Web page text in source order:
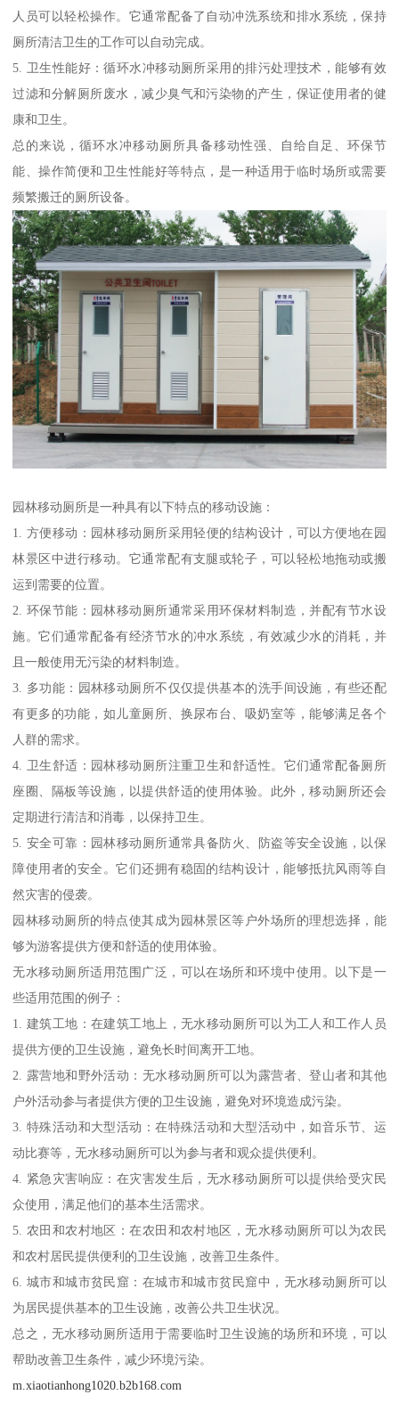
人员可以轻松操作。它通常配备了自动冲洗系统和排水系统，保持
厕所清洁卫生的工作可以自动完成。
5. 卫生性能好：循环水冲移动厕所采用的排污处理技术，能够有效
过滤和分解厕所废水，减少臭气和污染物的产生，保证使用者的健
康和卫生。
总的来说，循环水冲移动厕所具备移动性强、自给自足、环保节
能、操作简便和卫生性能好等特点，是一种适用于临时场所或需要
频繁搬迁的厕所设备。
园林移动厕所是一种具有以下特点的移动设施：
1. 方便移动：园林移动厕所采用轻便的结构设计，可以方便地在园
林景区中进行移动。它通常配有支腿或轮子，可以轻松地拖动或搬
运到需要的位置。
2. 环保节能：园林移动厕所通常采用环保材料制造，并配有节水设
施。它们通常配备有经济节水的冲水系统，有效减少水的消耗，并
且一般使用无污染的材料制造。
3. 多功能：园林移动厕所不仅仅提供基本的洗手间设施，有些还配
有更多的功能，如儿童厕所、换尿布台、吸奶室等，能够满足各个
人群的需求。
4. 卫生舒适：园林移动厕所注重卫生和舒适性。它们通常配备厕所
座圈、隔板等设施，以提供舒适的使用体验。此外，移动厕所还会
定期进行清洁和消毒，以保持卫生。
5. 安全可靠：园林移动厕所通常具备防火、防盗等安全设施，以保
障使用者的安全。它们还拥有稳固的结构设计，能够抵抗风雨等自
然灾害的侵袭。
园林移动厕所的特点使其成为园林景区等户外场所的理想选择，能
够为游客提供方便和舒适的使用体验。
无水移动厕所适用范围广泛，可以在场所和环境中使用。以下是一
些适用范围的例子：
1. 建筑工地：在建筑工地上，无水移动厕所可以为工人和工作人员
提供方便的卫生设施，避免长时间离开工地。
2. 露营地和野外活动：无水移动厕所可以为露营者、登山者和其他
户外活动参与者提供方便的卫生设施，避免对环境造成污染。
3. 特殊活动和大型活动：在特殊活动和大型活动中，如音乐节、运
动比赛等，无水移动厕所可以为参与者和观众提供便利。
4. 紧急灾害响应：在灾害发生后，无水移动厕所可以提供给受灾民
众使用，满足他们的基本生活需求。
5. 农田和农村地区：在农田和农村地区，无水移动厕所可以为农民
和农村居民提供便利的卫生设施，改善卫生条件。
6. 城市和城市贫民窟：在城市和城市贫民窟中，无水移动厕所可以
为居民提供基本的卫生设施，改善公共卫生状况。
总之，无水移动厕所适用于需要临时卫生设施的场所和环境，可以
帮助改善卫生条件，减少环境污染。
m.xiaotianhong1020.b2b168.com